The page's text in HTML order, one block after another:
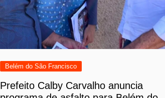
Belém do São Francisco
Prefeito Calby Carvalho anuncia